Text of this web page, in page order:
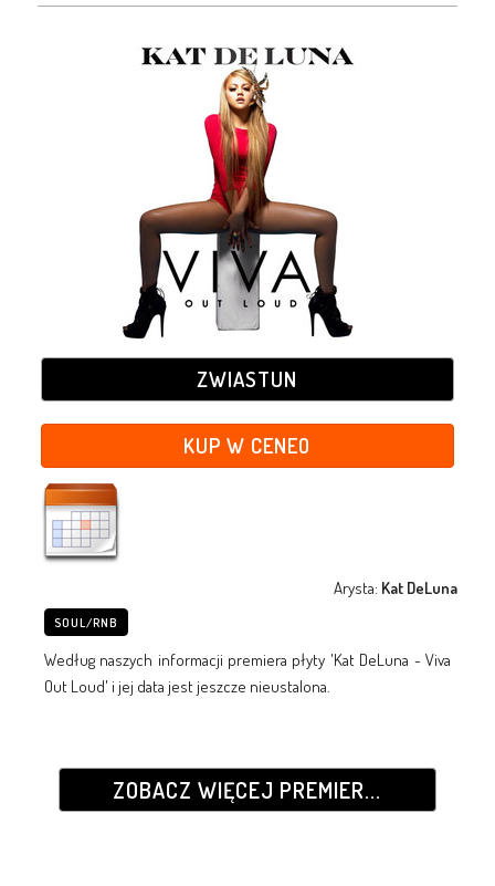
ZWIASTUN
KUP W CENEO
Arysta: Kat DeLuna
SOUL/RNB
Według naszych informacji premiera płyty 'Kat DeLuna - Viva
Out Loud' i jej data jest jeszcze nieustalona.
ZOBACZ WIĘCEJ PREMIER...